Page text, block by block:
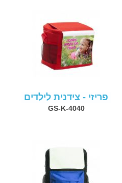
פריזי - צידנית לילדים
GS-K-4040